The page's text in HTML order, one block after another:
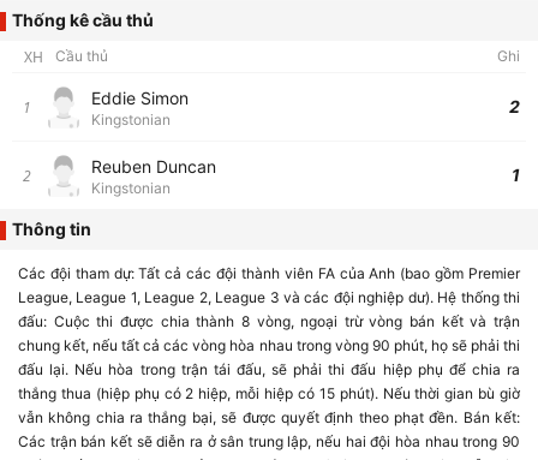
Thống kê cầu thủ
XH
Cầu thủ Ghi
1 Eddie Simon
Kingstonian
2
2 Reuben Duncan
Kingstonian
1
Thông tin
Các đội tham dự: Tất cả các đội thành viên FA của Anh (bao gồm Premier
League, League 1, League 2, League 3 và các đội nghiệp dư). Hệ thống thi
đấu: Cuộc thi được chia thành 8 vòng, ngoại trừ vòng bán kết và trận
chung kết, nếu tất cả các vòng hòa nhau trong vòng 90 phút, họ sẽ phải thi
đấu lại. Nếu hòa trong trận tái đấu, sẽ phải thi đấu hiệp phụ để chia ra
thắng thua (hiệp phụ có 2 hiệp, mỗi hiệp có 15 phút). Nếu thời gian bù giờ
vẫn không chia ra thắng bại, sẽ được quyết định theo phạt đền. Bán kết:
Các trận bán kết sẽ diễn ra ở sân trung lập, nếu hai đội hòa nhau trong 90